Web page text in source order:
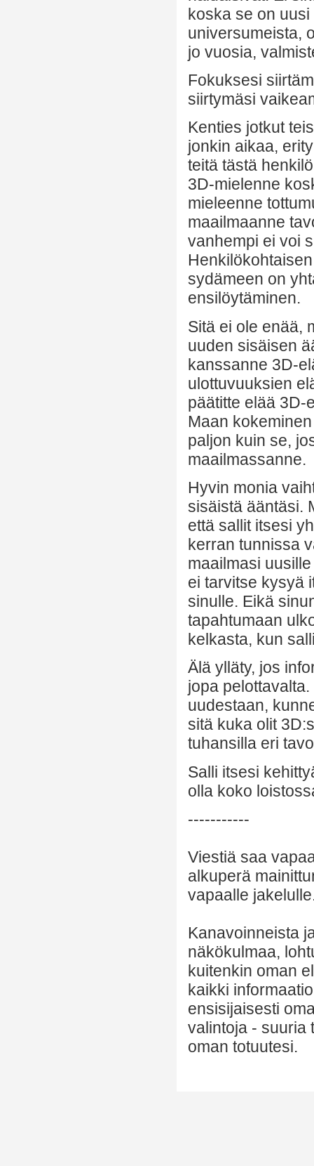
koska se on
universumeista,
jo vuosia,
Fokuksesi
siirtymäsi
Kenties jotkut
jonkin aikaa,
teitä tästä
3D-mielenne
mieleenne
maailmaanne
vanhempi ei voi
sydämeen on
ensilöytäminen.
Sitä ei ole enää,
uuden sisäisen
kanssanne 3D-
ulottuvuuksien
päätitte elää 3D-
Maan
paljon kuin se,
maailmassanne.
Hyvin monia
sisäistä ääntäsi.
että sallit itsesi
kerran tunnissa
maailmasi
ei tarvitse kysyä
sinulle. Eikä
tapahtumaan
kelkasta, kun
Älä ylläty, jos
jopa
uudestaan,
sitä kuka olit
tuhansilla eri
Salli itsesi
olla koko
-----------
Viestiä saa
alkuperä
vapaalle
Kanavoinneista
näkökulmaa,
kuitenkin oman
kaikki
ensisijaisesti
valintoja - suuria
oman totuutesi.